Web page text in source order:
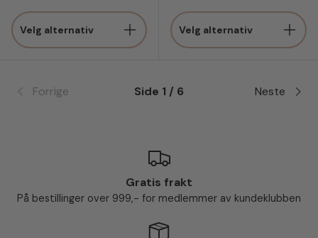
Velg alternativ Velg alternativ
Forrige Side 1 / 6 Neste
Gratis frakt
På bestillinger over 999,- for medlemmer av kundeklubben